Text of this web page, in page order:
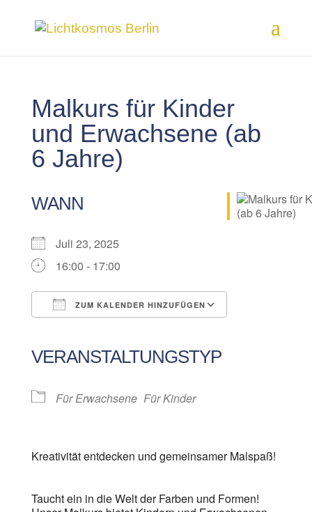
Malkurs für Kinder
und Erwachsene (ab
6 Jahre)
WANN
Juli 23, 2025
16:00 - 17:00
ZUM KALENDER HINZUFÜGEN
VERANSTALTUNGSTYP
Für Erwachsene Für Kinder
Kreativität entdecken und gemeinsamer Malspaß!
Taucht ein in die Welt der Farben und Formen!